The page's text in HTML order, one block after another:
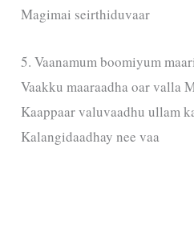
Magimai seirthiduvaar
5. Vaanamum boomiyum
Vaakku maaraadha oar valla
Kaappaar valuvaadhu ullam
Kalangidaadhay nee vaa